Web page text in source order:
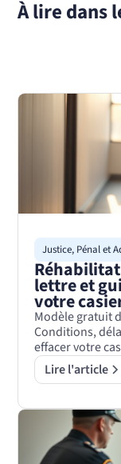
À lire dans
Justice, Pénal et
lettre et
votre
Modèle gratuit
Conditions,
effacer votre
Lire l'article